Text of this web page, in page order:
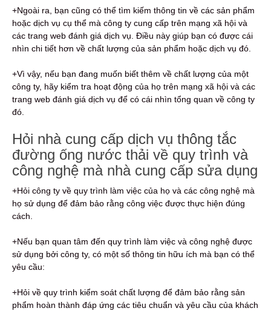
+Ngoài ra, bạn cũng có thể tìm kiếm thông tin về các sản phẩm
hoặc dịch vụ cụ thể mà công ty cung cấp trên mạng xã hội và
các trang web đánh giá dịch vụ. Điều này giúp bạn có được cái
nhìn chi tiết hơn về chất lượng của sản phẩm hoặc dịch vụ đó.
+Vì vậy, nếu bạn đang muốn biết thêm về chất lượng của một
công ty, hãy kiểm tra hoạt động của họ trên mạng xã hội và các
trang web đánh giá dịch vụ để có cái nhìn tổng quan về công ty
đó.
Hỏi nhà cung cấp dịch vụ thông tắc
đường ống nước thải về quy trình và
công nghệ mà nhà cung cấp sửa dụng
+Hỏi công ty về quy trình làm việc của họ và các công nghệ mà
họ sử dụng để đảm bảo rằng công việc được thực hiện đúng
cách.
+Nếu bạn quan tâm đến quy trình làm việc và công nghệ được
sử dụng bởi công ty, có một số thông tin hữu ích mà bạn có thể
yêu cầu:
+Hỏi về quy trình kiểm soát chất lượng để đảm bảo rằng sản
phẩm hoàn thành đáp ứng các tiêu chuẩn và yêu cầu của khách